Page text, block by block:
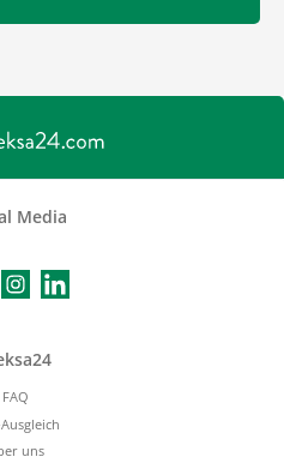
Media
InstagramLinkedIn
FAQ
uns